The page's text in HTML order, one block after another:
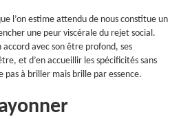
l’on estime attendu de nous constitue un
une peur viscérale du rejet social.
accord avec son être profond, ses
et d’en accueillir les spécificités sans
à briller mais brille par essence.